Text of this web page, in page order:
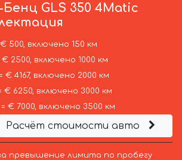
Бенц GLS 350 4Matic
500, включено 150 км
2500, включено 1000 км
€ 4167, включено 2000 км
€ 6250, включено 3000 км
€ 7000, включено 3500 км
Расчёт стоимости авто
превышение лимита по пробегу